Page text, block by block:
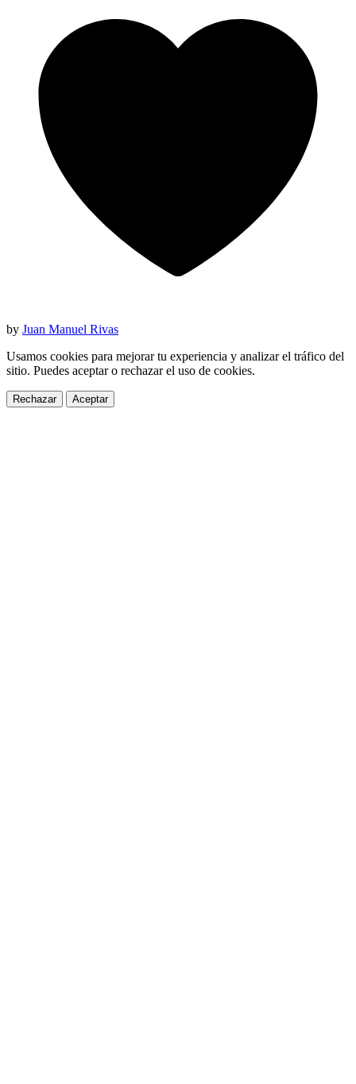
by Juan Manuel Rivas
Usamos cookies para mejorar tu experiencia y analizar el tráfico del
sitio. Puedes aceptar o rechazar el uso de cookies.
Rechazar Aceptar